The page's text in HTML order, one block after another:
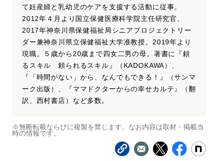
て妊産婦と乳幼児のケアを支援する活動に従事。
2012年４月より国立保健医療科学院主任研究官、
2017年神奈川県保健福祉局シニアプロジェクトリー
ダー兼神奈川県立保健福祉大学准教授。2019年より
現職。５歳から20歳まで四女二男の母。著書に『頼
るスキル 頼られるスキル』（KADOKAWA）、
『「時間がない」から、なんでもできる！』（サンマ
ーク出版）、『ママドクターからの幸せカルテ』（翻
訳、西村書店）など多数。
※無断転載ならびに複製を禁じます。なお内容は取材・掲載当
時の情報です。